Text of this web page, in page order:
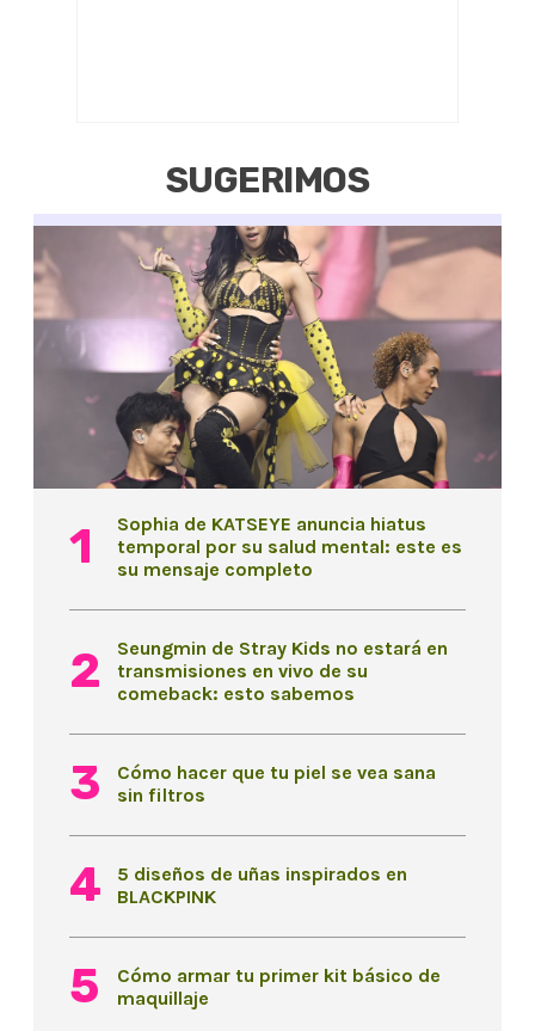
SUGERIMOS
Sophia de KATSEYE anuncia hiatus
temporal por su salud mental: este es
su mensaje completo
Seungmin de Stray Kids no estará en
transmisiones en vivo de su
comeback: esto sabemos
Cómo hacer que tu piel se vea sana
sin filtros
5 diseños de uñas inspirados en
BLACKPINK
Cómo armar tu primer kit básico de
maquillaje